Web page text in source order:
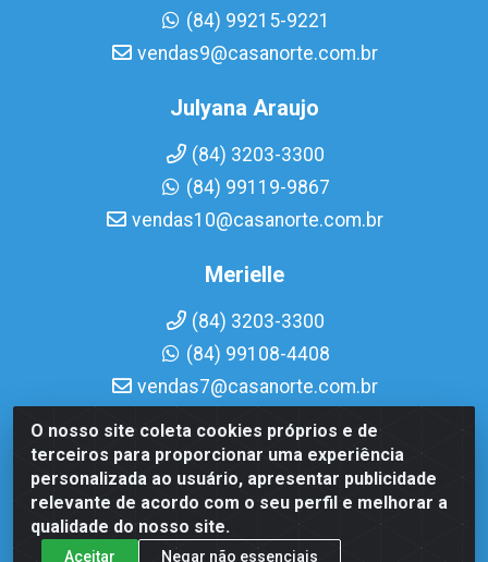
O nosso site coleta cookies próprios e de
terceiros para proporcionar uma experiência
personalizada ao usuário, apresentar publicidade
relevante de acordo com o seu perfil e melhorar a
qualidade do nosso site.
Aceitar Negar não essenciais
(84) 99215-9221
vendas9@casanorte.com.br
Julyana Araujo
(84) 3203-3300
(84) 99119-9867
vendas10@casanorte.com.br
Merielle
(84) 3203-3300
(84) 99108-4408
vendas7@casanorte.com.br
Casa Norte LTDA - Av. Interventor Mário Câmara, 1815 -
Dix-Sept Rosado, Natal/RN - CEP 59054-600 - CNPJ
08.713.513/0001-51